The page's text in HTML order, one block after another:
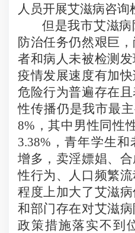
人员开展艾滋病咨询
但是我市艾滋病
防治任务仍然艰巨
者和病人未被检测
疫情发展速度有加
危险行为普遍存在且
性传播仍是我市最
8% ，其中男性同性
3.38% ，青年学生
增多，卖淫嫖娼、
性行为、人口频繁
程度上加大了艾滋
和部门存在对艾滋病
政策措施落实不到